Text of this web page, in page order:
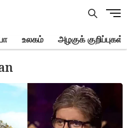
M
u
உலகம் அழகுக் குறிப்புகள்